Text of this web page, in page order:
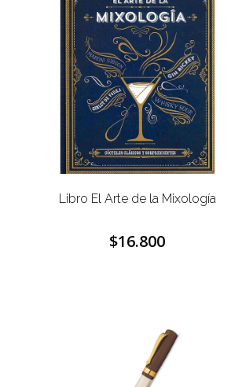
Libro El Arte de la Mixología
$16.800